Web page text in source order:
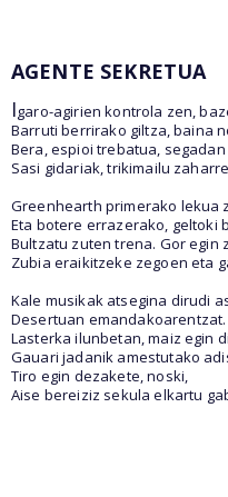
AGENTE SEKRETUA
Igaro-agirien kontrola zen,
Barruti berrirako giltza, baina
Bera, espioi trebatua,
Sasi gidariak, trikimailu
Greenhearth primerako lekua
Eta botere errazerako, geltoki
Bultzatu zuten trena. Gor egin
Zubia eraikitzeke zegoen eta
Kale musikak atsegina dirudi
Desertuan
Lasterka ilunbetan, maiz egin
Gauari jadanik amestutako
Tiro egin dezakete, noski,
Aise bereiziz sekula elkartu